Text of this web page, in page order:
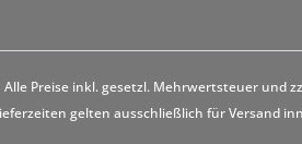
Alle Preise inkl. gesetzl. Mehrwertsteuer und
gelten ausschließlich für Versand